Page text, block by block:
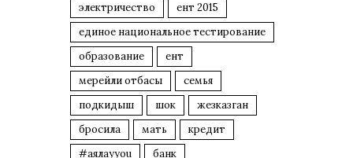
электричество
ент 2015
единое национальное тестирование
образование
ент
мерейли отбасы
семья
подкидыш
шок
жезказган
бросила
мать
кредит
#аялауyou
банк